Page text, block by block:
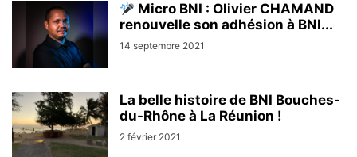
Micro BNI : Olivier CHAMAND
renouvelle son adhésion à BNI...
14 septembre 2021
La belle histoire de BNI Bouches-
du-Rhône à La Réunion !
2 février 2021